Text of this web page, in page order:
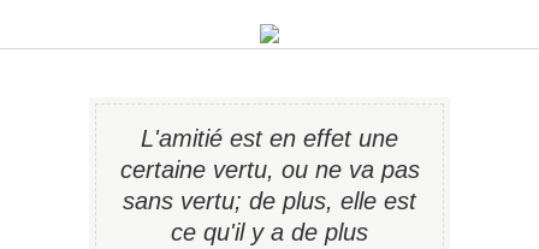
L'amitié est en effet une
certaine vertu, ou ne va pas
sans vertu; de plus, elle est
ce qu'il y a de plus